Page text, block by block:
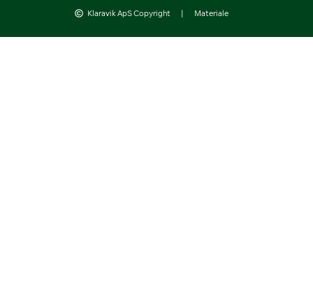
Klaravik ApS Copyright | Materiale